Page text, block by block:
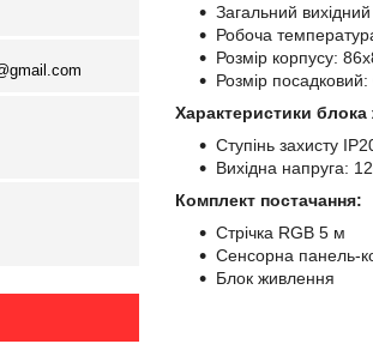
Загальний
Робоча
Розмір корпусу:
Розмір
Характеристики
Ступінь захисту
Вихідна напруга:
Комплект постачання:
Стрічка RGB 5 м
Сенсорна панель-
Блок живлення